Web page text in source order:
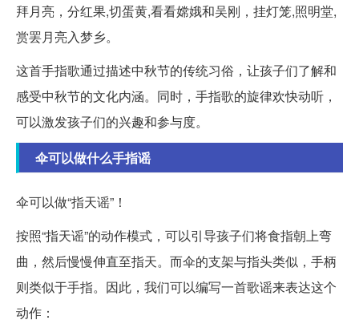
拜月亮，分红果,切蛋黄,看看嫦娥和吴刚，挂灯笼,照明堂,
赏罢月亮入梦乡。
这首手指歌通过描述中秋节的传统习俗，让孩子们了解和
感受中秋节的文化内涵。同时，手指歌的旋律欢快动听，
可以激发孩子们的兴趣和参与度。
伞可以做什么手指谣
伞可以做“指天谣”！
按照“指天谣”的动作模式，可以引导孩子们将食指朝上弯
曲，然后慢慢伸直至指天。而伞的支架与指头类似，手柄
则类似于手指。因此，我们可以编写一首歌谣来表达这个
动作：